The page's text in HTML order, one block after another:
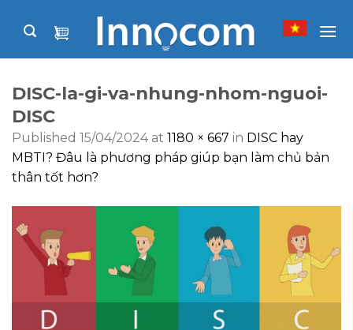
DISC-la-gi-va-nhung-nhom-nguoi-
DISC
Published 15/04/2024at 1180 × 667 in DISC hay
MBTI? Đâu là phương pháp giúp bạn làm chủ bản
thân tốt hơn?